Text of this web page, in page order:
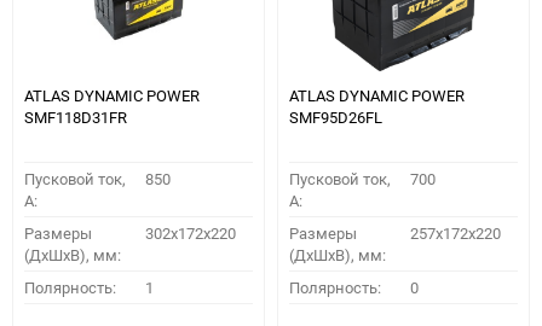
ATLAS DYNAMIC POWER
SMF118D31FR
Пусковой ток,
A:
850
Размеры
(ДхШхВ), мм:
302x172x220
Полярность: 1
ATLAS DYNAMIC POWER
SMF95D26FL
Пусковой ток,
A:
700
Размеры
(ДхШхВ), мм:
257x172x220
Полярность: 0